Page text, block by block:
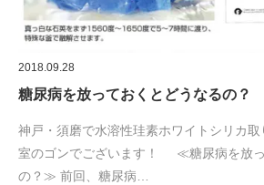
2018.09.28
糖尿病を放っておくとどうなるの？
神戸・須磨で水溶性珪素ホワイトシリカ
室のゴンでございます！ ≪糖尿病を放っ
の？≫ 前回、糖尿病…